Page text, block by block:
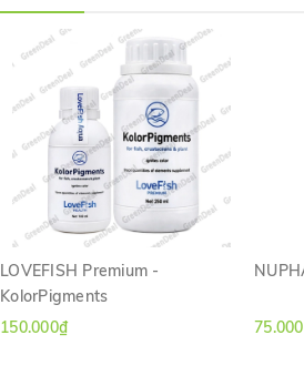
lọc để dễ dàng hòa tan tốt trong nước và
thu qua cơ thể để tăng cường hệ miễn
làm ảnh hưởng đến chất lượng môi
Hướng dẫn sử dụng:Dùng 100 gram
lít nước.
LOVEFISH Premium -
KolorPigments
150.000₫